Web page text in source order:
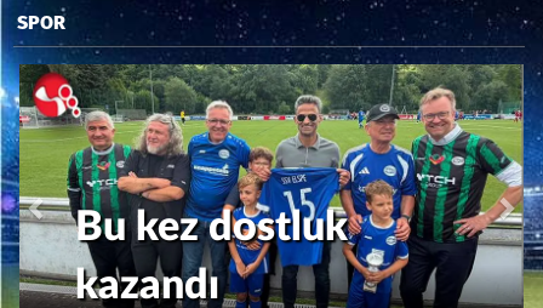
SPOR
Bu kez dostluk
kazandı
Previous